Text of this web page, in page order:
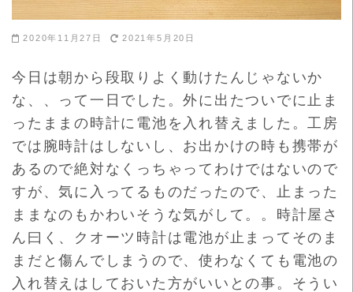
2020年11月27日 2021年5月20日
今日は朝から段取りよく動けたんじゃないか
な、、って一日でした。外に出たついでに止ま
ったままの時計に電池を入れ替えました。工房
では腕時計はしないし、お出かけの時も携帯が
あるので絶対なくっちゃってわけではないので
すが、気に入ってるものだったので、止まった
ままなのもかわいそうな気がして。。時計屋さ
ん曰く、クオーツ時計は電池が止まってそのま
まだと傷んでしまうので、使わなくても電池の
入れ替えはしておいた方がいいとの事。そうい